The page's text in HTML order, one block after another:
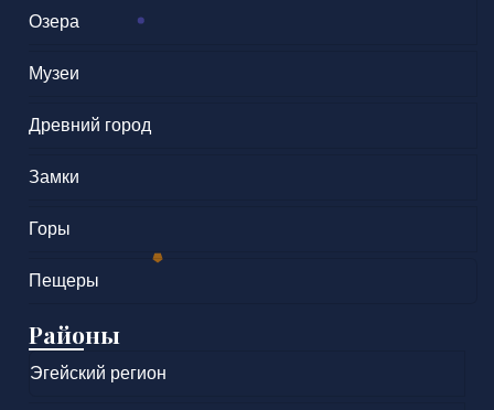
Озера
Музеи
Древний город
Замки
Горы
Пещеры
Районы
Эгейский регион